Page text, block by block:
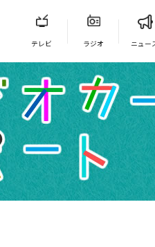
テレビ ラジオ ニュー